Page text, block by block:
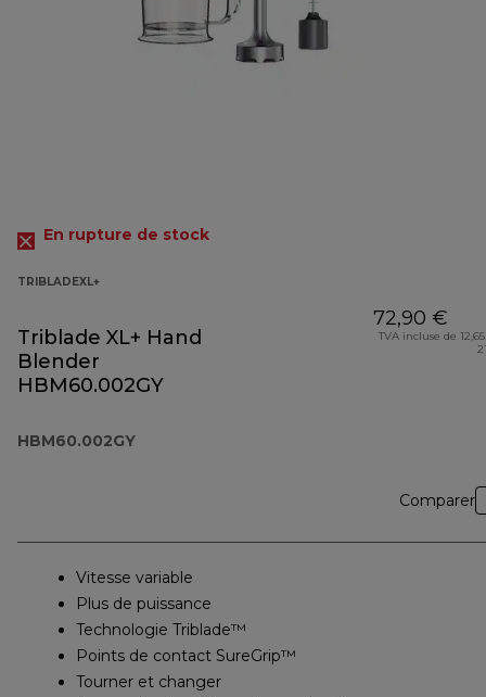
En rupture de stock
TRIBLADEXL+
Triblade XL+ Hand
Blender
HBM60.002GY
HBM60.002GY
72,90 €
TVA incluse de
Comparer
Vitesse variable
Plus de puissance
Technologie Triblade™
Points de contact SureGrip™
Tourner et changer